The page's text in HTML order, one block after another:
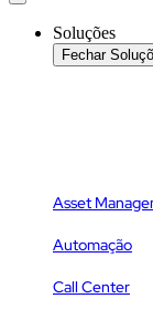
Soluções
Fechar
Asset
Automação
Call Center